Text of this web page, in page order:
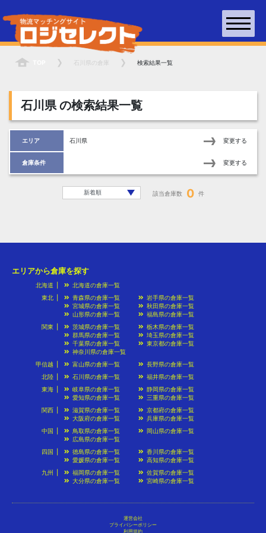
石川県 の倉庫 検索結果一覧
石川県の検索結果一覧
エリア 石川県 変更する
倉庫条件 変更する
該当倉庫数 0 件
エリアから倉庫を探す
北海道
北海道の倉庫一覧
東北
青森県の倉庫一覧
岩手県の倉庫一覧
宮城県の倉庫一覧
秋田県の倉庫一覧
山形県の倉庫一覧
福島県の倉庫一覧
関東
茨城県の倉庫一覧
栃木県の倉庫一覧
群馬県の倉庫一覧
埼玉県の倉庫一覧
千葉県の倉庫一覧
東京都の倉庫一覧
神奈川県の倉庫一覧
甲信越
富山県の倉庫一覧
長野県の倉庫一覧
北陸
石川県の倉庫一覧
福井県の倉庫一覧
東海
岐阜県の倉庫一覧
静岡県の倉庫一覧
愛知県の倉庫一覧
三重県の倉庫一覧
関西
滋賀県の倉庫一覧
京都府の倉庫一覧
大阪府の倉庫一覧
兵庫県の倉庫一覧
中国
鳥取県の倉庫一覧
岡山県の倉庫一覧
広島県の倉庫一覧
四国
徳島県の倉庫一覧
香川県の倉庫一覧
愛媛県の倉庫一覧
高知県の倉庫一覧
九州
福岡県の倉庫一覧
佐賀県の倉庫一覧
大分県の倉庫一覧
宮崎県の倉庫一覧
運営会社
プライバシーポリシー
利用規約